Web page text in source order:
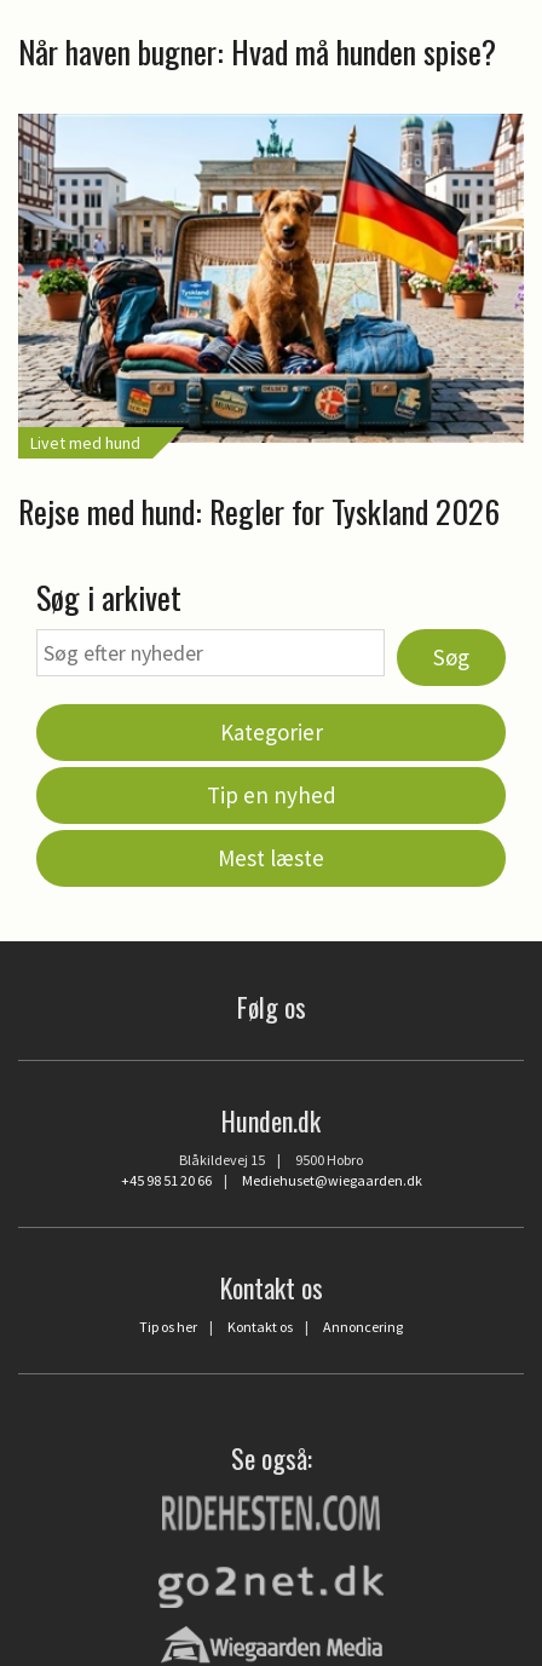
Når haven bugner: Hvad må hunden spise?
Livet med hund
Rejse med hund: Regler for Tyskland 2026
Søg i arkivet
Søg
Kategorier
Tip en nyhed
Mest læste
Følg os
Hunden.dk
Blåkildevej 15 | 9500 Hobro
+45 98 51 20 66| Mediehuset@wiegaarden.dk
Kontakt os
Tip os her | Kontakt os | Annoncering
Se også: